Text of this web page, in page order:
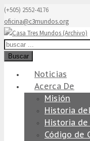
(+505) 2552-4176
oficina@c3mundos.org
Buscar
Noticias
Acerca De
Misión
Historia
Historia de
Código de